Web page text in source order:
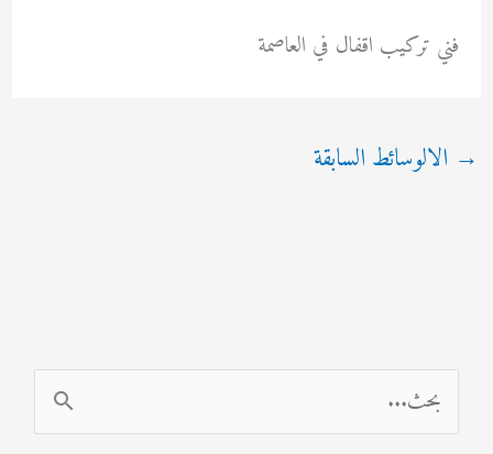
فني تركيب اقفال في العاصمة
→ الالوسائط السابقة
ل